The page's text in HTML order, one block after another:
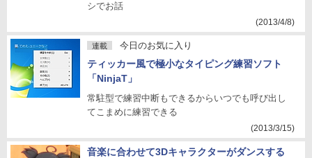
シでお話
(2013/4/8)
連載 今日のお気に入り
ティッカー風で極小なタイピング練習ソフト
「NinjaT」
常駐型で練習中断もできるからいつでも呼び出し
てこまめに練習できる
(2013/3/15)
音楽に合わせて3Dキャラクターがダンスする